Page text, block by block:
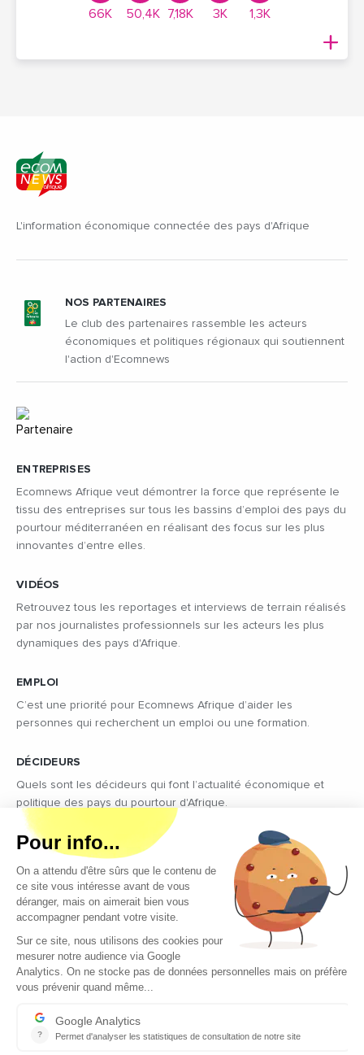
66K 50,4K 7,18K 3K 1,3K
L'information économique connectée des pays d'Afrique
ENTREPRISES
Ecomnews Afrique veut démontrer la force que représente le
tissu des entreprises sur tous les bassins d’emploi des pays du
pourtour méditerranéen en réalisant des focus sur les plus
innovantes d’entre elles.
VIDÉOS
Retrouvez tous les reportages et interviews de terrain réalisés
par nos journalistes professionnels sur les acteurs les plus
dynamiques des pays d'Afrique.
EMPLOI
C’est une priorité pour Ecomnews Afrique d’aider les
personnes qui recherchent un emploi ou une formation.
DÉCIDEURS
Quels sont les décideurs qui font l’actualité économique et
politique des pays du pourtour d'Afrique.
NOS PARTENAIRES
Le club des partenaires rassemble les acteurs
économiques et politiques régionaux qui soutiennent
l'action d'Ecomnews
Copyright © 2026 - Tous droits réservés
Qui sommes-nous ?
Contact